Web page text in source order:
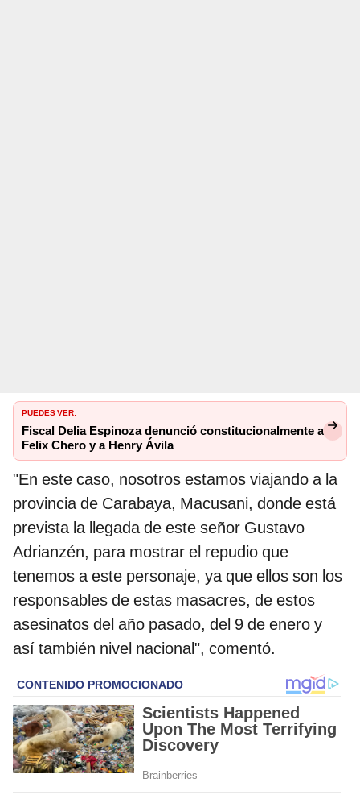
PUEDES VER:
Fiscal Delia Espinoza denunció constitucionalmente a
Felix Chero y a Henry Ávila
"En este caso, nosotros estamos viajando a la
provincia de Carabaya, Macusani, donde está
prevista la llegada de este señor Gustavo
Adrianzén, para mostrar el repudio que
tenemos a este personaje, ya que ellos son los
responsables de estas masacres, de estos
asesinatos del año pasado, del 9 de enero y
así también nivel nacional", comentó.